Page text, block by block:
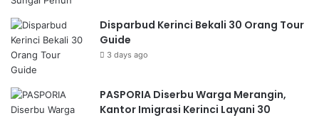
Disparbud Kerinci Bekali 30 Orang Tour
Guide
3 days ago
PASPORIA Diserbu Warga Merangin,
Kantor Imigrasi Kerinci Layani 30